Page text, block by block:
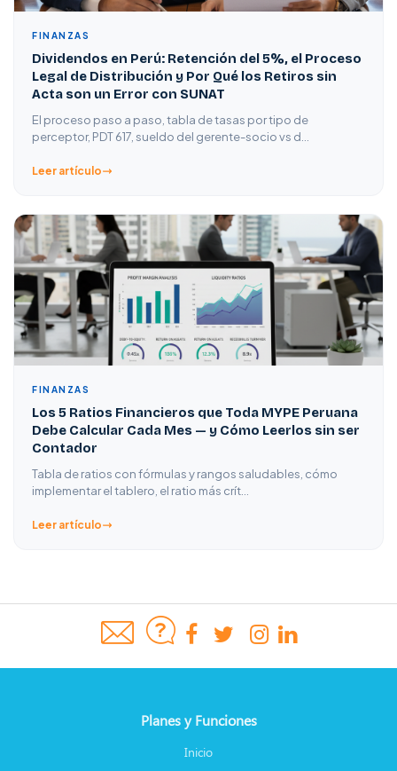
FINANZAS
Dividendos en Perú: Retención del 5%, el Proceso
Legal de Distribución y Por Qué los Retiros sin
Acta son un Error con SUNAT
El proceso paso a paso, tabla de tasas por tipo de
perceptor, PDT 617, sueldo del gerente-socio vs d…
Leer artículo
FINANZAS
Los 5 Ratios Financieros que Toda MYPE Peruana
Debe Calcular Cada Mes — y Cómo Leerlos sin ser
Contador
Tabla de ratios con fórmulas y rangos saludables, cómo
implementar el tablero, el ratio más crít…
Leer artículo
Planes y Funciones
Inicio